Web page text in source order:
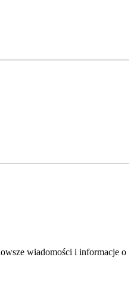
wiadomości i informacje o